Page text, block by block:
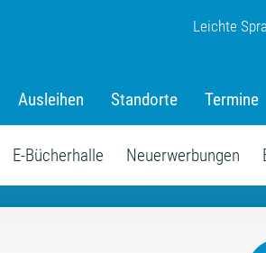
Leichte
Ausleihen Standorte Termine
E-Bücherhalle Neuerwerbungen